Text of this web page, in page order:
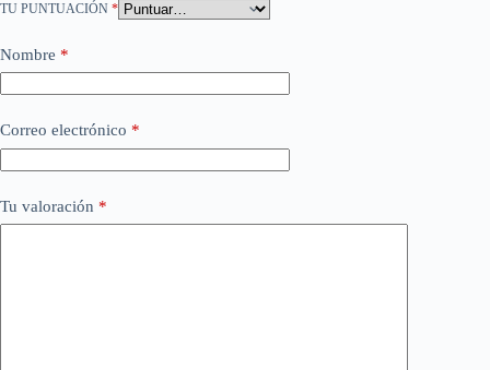
TU PUNTUACIÓN *
Nombre *
Correo electrónico *
Tu valoración *